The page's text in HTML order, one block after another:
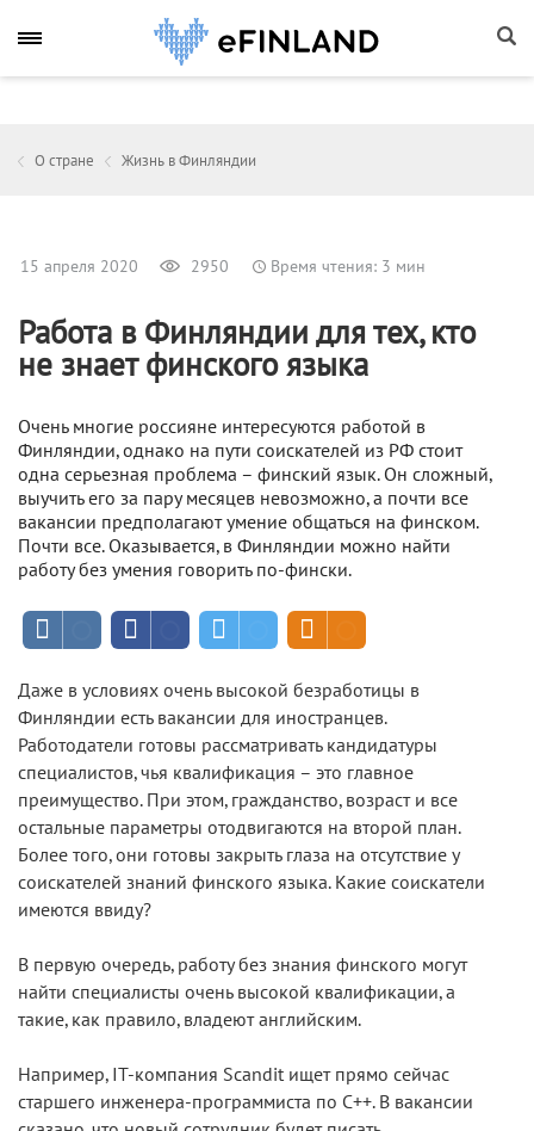
О стране Жизнь в Финляндии
15 апреля 2020 2950 Время чтения: 3 мин
Работа в Финляндии для тех, кто
не знает финского языка
Очень многие россияне интересуются работой в
Финляндии, однако на пути соискателей из РФ стоит
одна серьезная проблема – финский язык. Он сложный,
выучить его за пару месяцев невозможно, а почти все
вакансии предполагают умение общаться на финском.
Почти все. Оказывается, в Финляндии можно найти
работу без умения говорить по-фински.
Даже в условиях очень высокой безработицы в
Финляндии есть вакансии для иностранцев.
Работодатели готовы рассматривать кандидатуры
специалистов, чья квалификация – это главное
преимущество. При этом, гражданство, возраст и все
остальные параметры отодвигаются на второй план.
Более того, они готовы закрыть глаза на отсутствие у
соискателей знаний финского языка. Какие соискатели
имеются ввиду?
В первую очередь, работу без знания финского могут
найти специалисты очень высокой квалификации, а
такие, как правило, владеют английским.
Например, IT-компания Scandit ищет прямо сейчас
старшего инженера-программиста по С++. В вакансии